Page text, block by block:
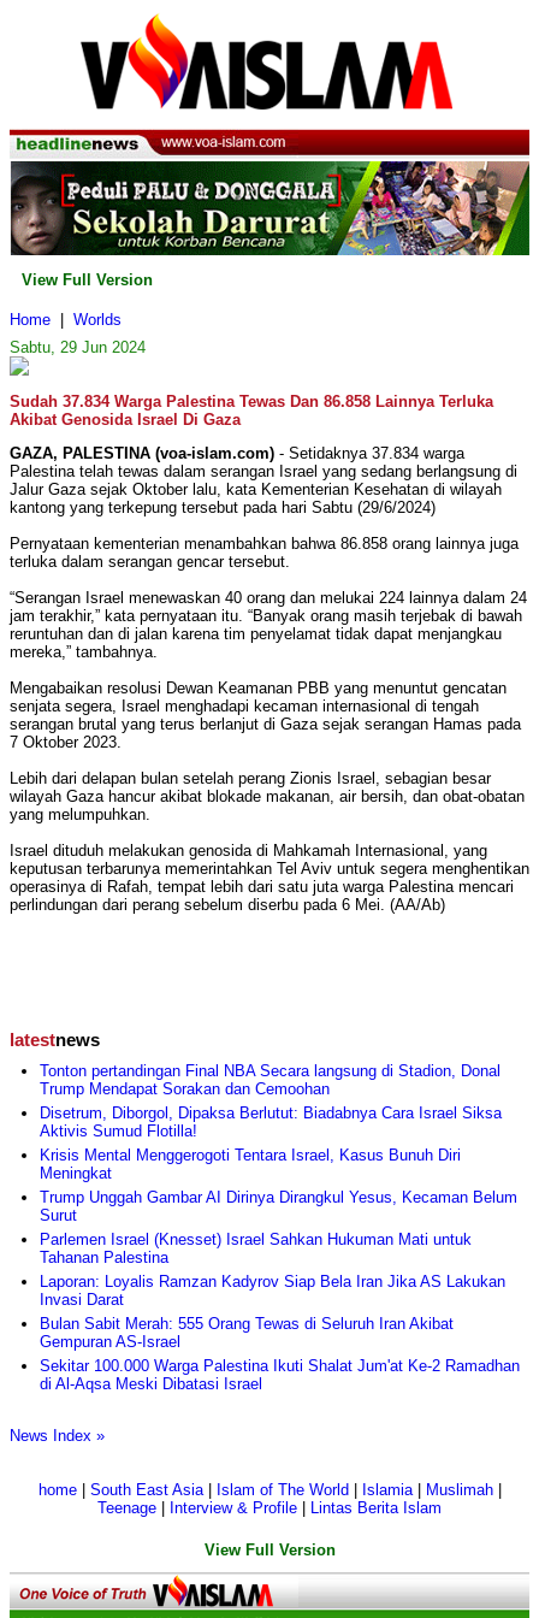
View Full Version
Home
Worlds
Sabtu, 29 Jun 2024
Sudah 37.834 Warga Palestina Tewas Dan 86.858 Lainnya Terluka
Akibat Genosida Israel Di Gaza
GAZA, PALESTINA (voa-islam.com) - Setidaknya 37.834 warga
Palestina telah tewas dalam serangan Israel yang sedang berlangsung di
Jalur Gaza sejak Oktober lalu, kata Kementerian Kesehatan di wilayah
kantong yang terkepung tersebut pada hari Sabtu (29/6/2024)
Pernyataan kementerian menambahkan bahwa 86.858 orang lainnya juga
terluka dalam serangan gencar tersebut.
“Serangan Israel menewaskan 40 orang dan melukai 224 lainnya dalam 24
jam terakhir,” kata pernyataan itu. “Banyak orang masih terjebak di bawah
reruntuhan dan di jalan karena tim penyelamat tidak dapat menjangkau
mereka,” tambahnya.
Mengabaikan resolusi Dewan Keamanan PBB yang menuntut gencatan
senjata segera, Israel menghadapi kecaman internasional di tengah
serangan brutal yang terus berlanjut di Gaza sejak serangan Hamas pada
7 Oktober 2023.
Lebih dari delapan bulan setelah perang Zionis Israel, sebagian besar
wilayah Gaza hancur akibat blokade makanan, air bersih, dan obat-obatan
yang melumpuhkan.
Israel dituduh melakukan genosida di Mahkamah Internasional, yang
keputusan terbarunya memerintahkan Tel Aviv untuk segera menghentikan
operasinya di Rafah, tempat lebih dari satu juta warga Palestina mencari
perlindungan dari perang sebelum diserbu pada 6 Mei. (AA/Ab)
latestnews
Tonton pertandingan Final NBA Secara langsung di Stadion, Donal
Trump Mendapat Sorakan dan Cemoohan
Disetrum, Diborgol, Dipaksa Berlutut: Biadabnya Cara Israel Siksa
Aktivis Sumud Flotilla!
Krisis Mental Menggerogoti Tentara Israel, Kasus Bunuh Diri
Meningkat
Trump Unggah Gambar AI Dirinya Dirangkul Yesus, Kecaman Belum
Surut
Parlemen Israel (Knesset) Israel Sahkan Hukuman Mati untuk
Tahanan Palestina
Laporan: Loyalis Ramzan Kadyrov Siap Bela Iran Jika AS Lakukan
Invasi Darat
Bulan Sabit Merah: 555 Orang Tewas di Seluruh Iran Akibat
Gempuran AS-Israel
Sekitar 100.000 Warga Palestina Ikuti Shalat Jum'at Ke-2 Ramadhan
di Al-Aqsa Meski Dibatasi Israel
News Index »
home| South East Asia| Islam of The World Islamia| Muslimah|
Teenage
Interview & Profile Lintas Berita Islam
View Full Version